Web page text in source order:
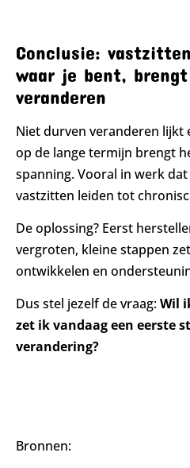
Conclusie:
waar je bent,
veranderen
Niet durven veranderen lijkt
op de lange termijn brengt
spanning. Vooral in werk
vastzitten leiden tot
De oplossing? Eerst
vergroten, kleine stappen
ontwikkelen en
Dus stel jezelf de vraag:Wil
zet ik vandaag een eerste
verandering?
Bronnen: